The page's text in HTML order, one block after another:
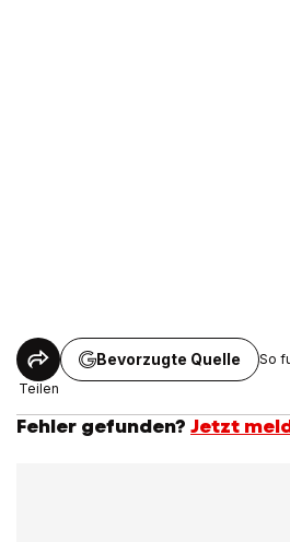
Teilen
Bevorzugte Quelle So
Fehler gefunden? Jetzt